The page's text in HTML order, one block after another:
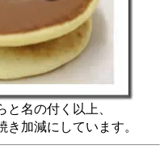
名の付く以上、
加減にしています。